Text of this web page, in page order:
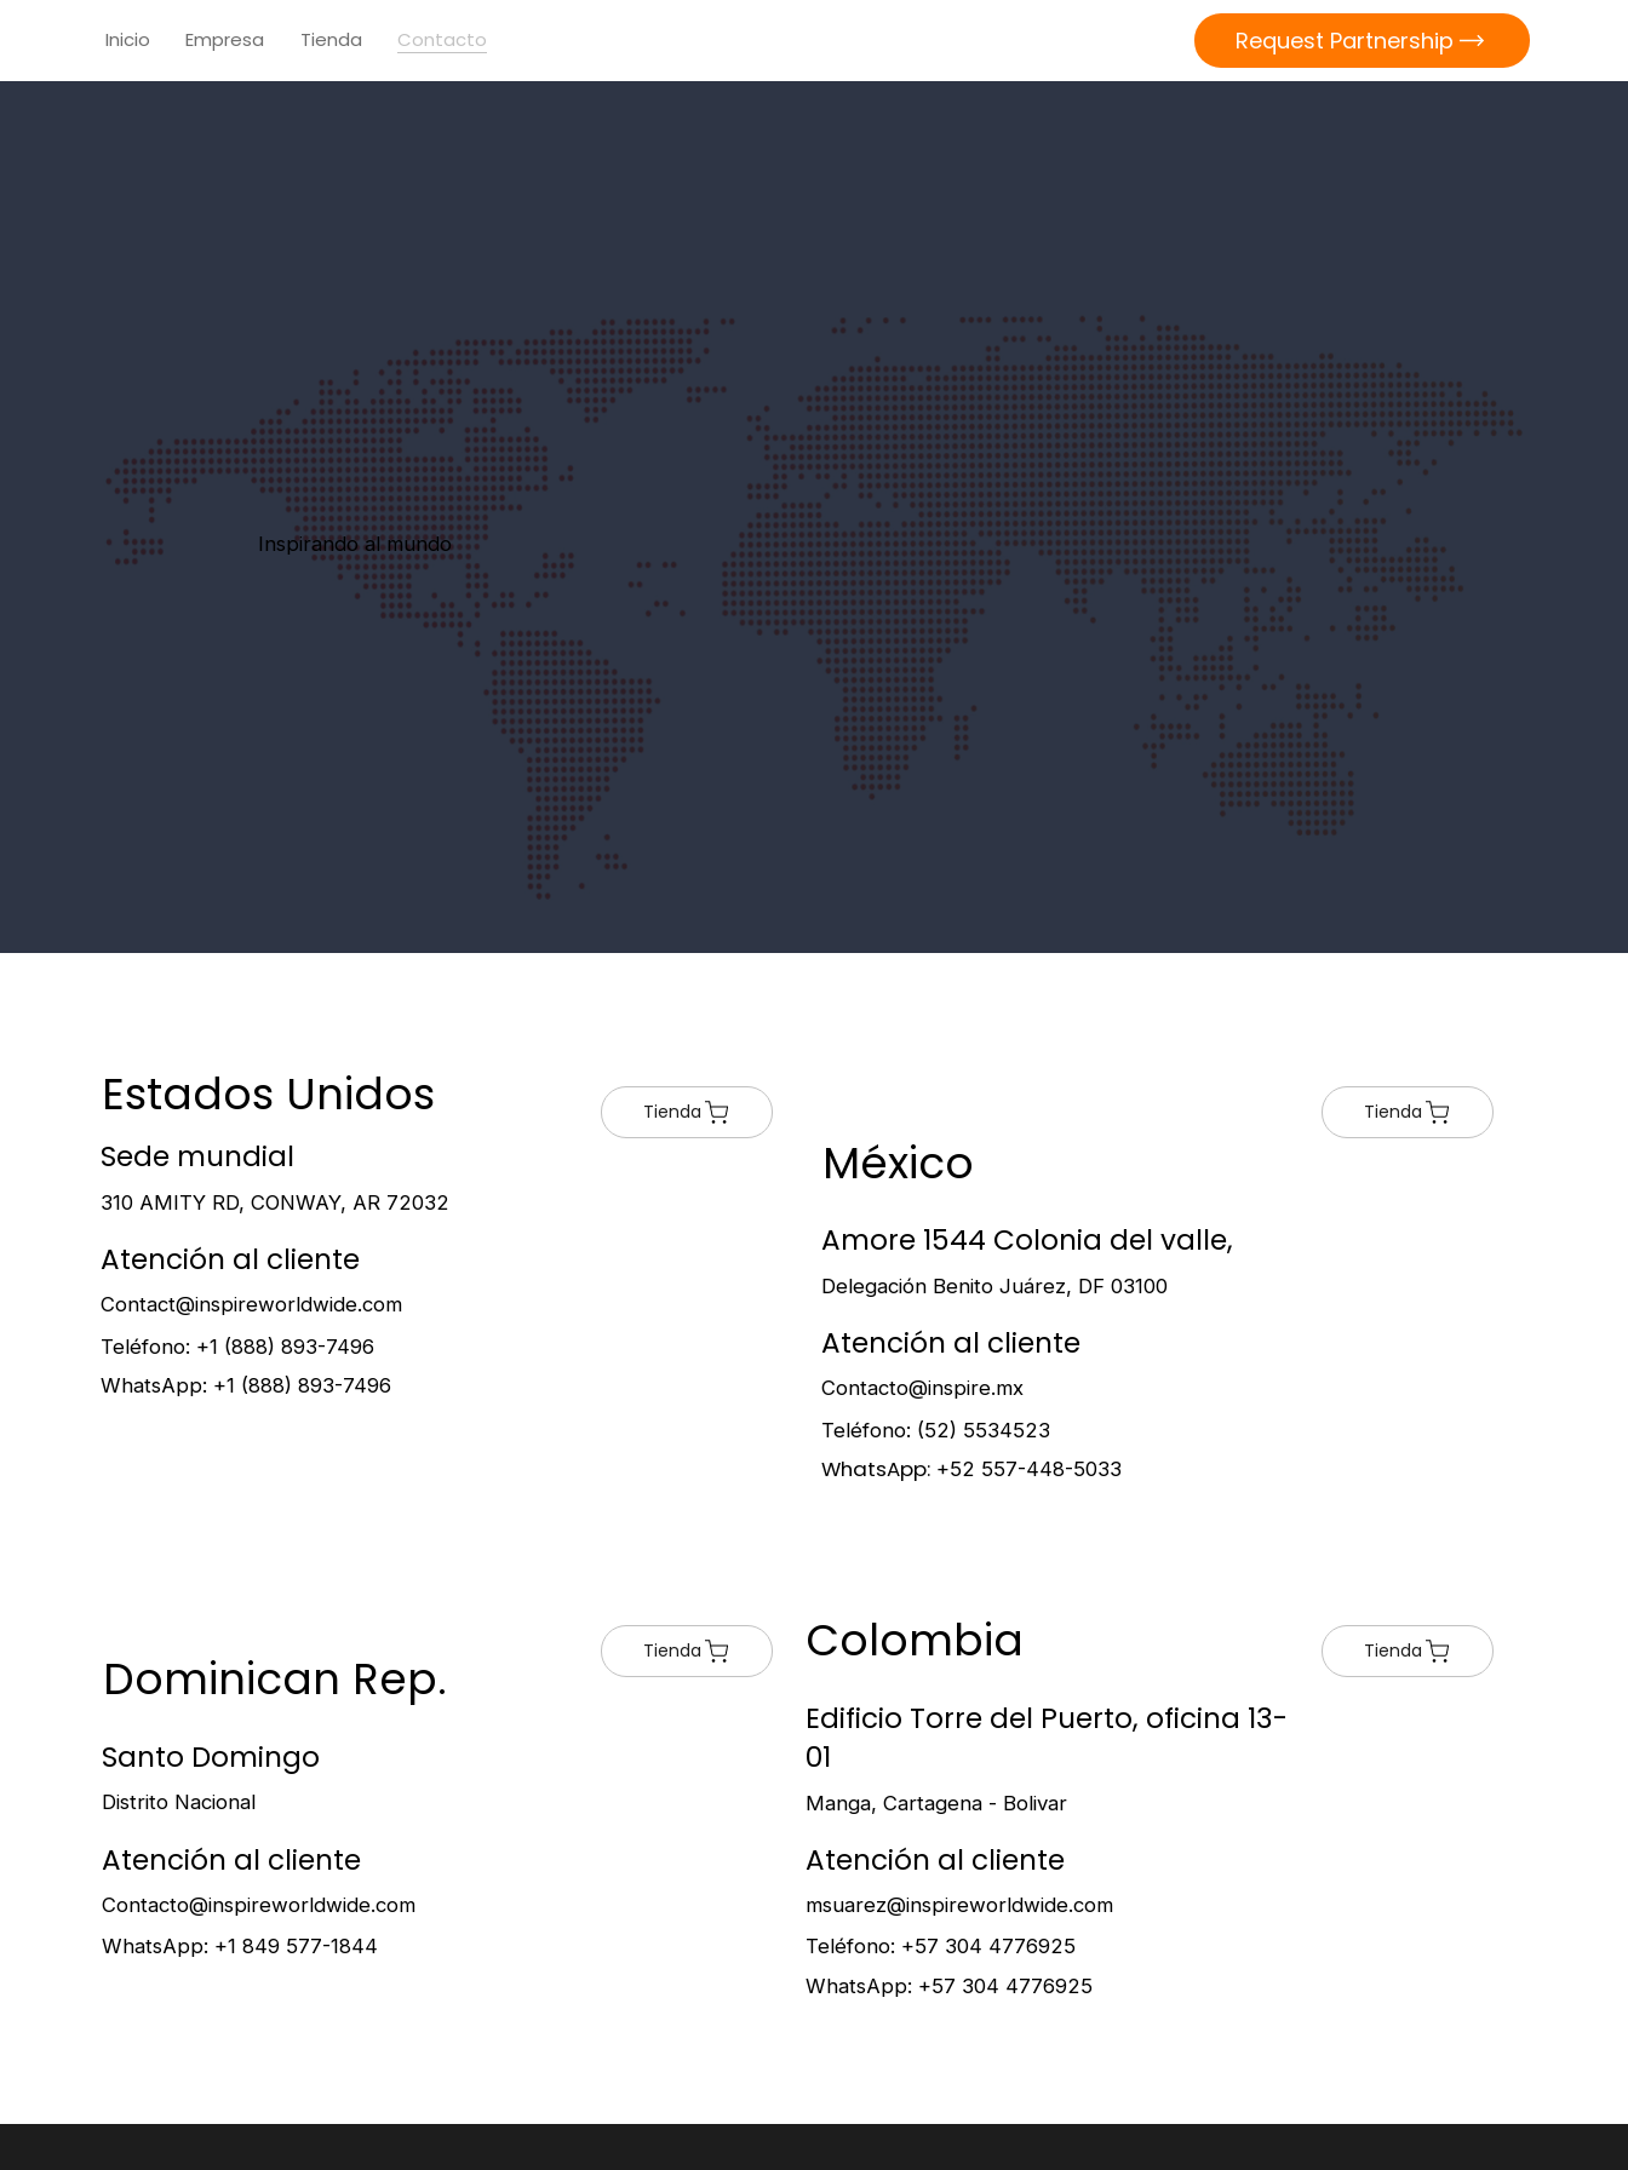
Inicio Empresa Tienda Contacto Request Partnership
Estados Unidos
Sede mundial
310 AMITY RD, CONWAY, AR 72032
Atención al cliente
Contact@inspireworldwide.com
Teléfono: +1 (888) 893-7496
WhatsApp: +1 (888) 893-7496
Tienda
México
Amore 1544 Colonia del valle,
Delegación Benito Juárez, DF 03100
Atención al cliente
Contacto@inspire.mx
Teléfono: (52) 5534523
WhatsApp: +52 557-448-5033
Tienda
Dominican Rep.
Santo Domingo
Distrito Nacional
Atención al cliente
Contacto@inspireworldwide.com
WhatsApp: +1 849 577-1844
Tienda Colombia
Edificio Torre del Puerto, oficina 13-
01
Manga, Cartagena - Bolivar
Atención al cliente
msuarez@inspireworldwide.com
Teléfono: +57 304 4776925
WhatsApp: +57 304 4776925
Tienda
Inspirando al mundo